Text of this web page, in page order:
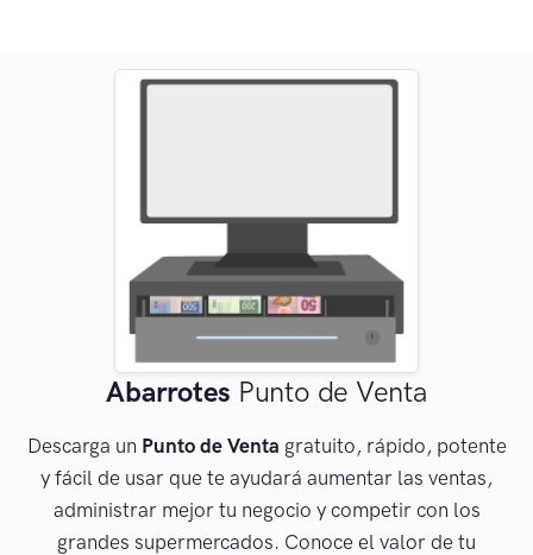
Abarrotes Punto de Venta
Descarga un Punto de Venta gratuito, rápido, potente
y fácil de usar que te ayudará aumentar las ventas,
administrar mejor tu negocio y competir con los
grandes supermercados. Conoce el valor de tu